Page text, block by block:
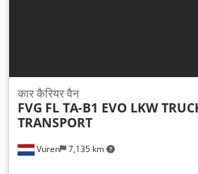
Vuren 7,135 km
कार कैरियर वैन
FVG FL TA-B1 EVO LKW
TRANSPORT